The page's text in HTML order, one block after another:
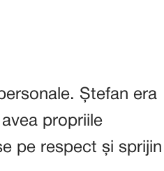
Ștefan era
propriile
pe respect și sprijin